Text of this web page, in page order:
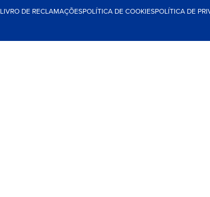
LIVRO DE RECLAMAÇÕESPOLÍTICA DE COOKIESPOLÍTICA DE